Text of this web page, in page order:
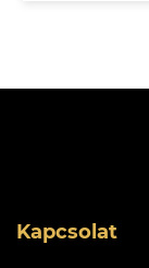
Kapcsolat